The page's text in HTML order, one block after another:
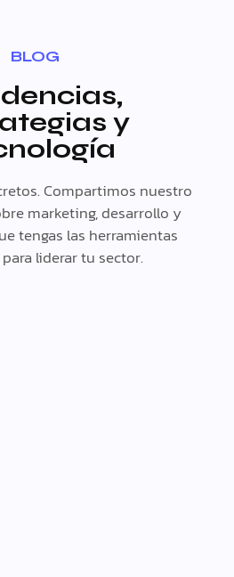
BLOG
y
Compartimos nuestro
marketing, desarrollo y
tengas las herramientas
liderar tu sector.